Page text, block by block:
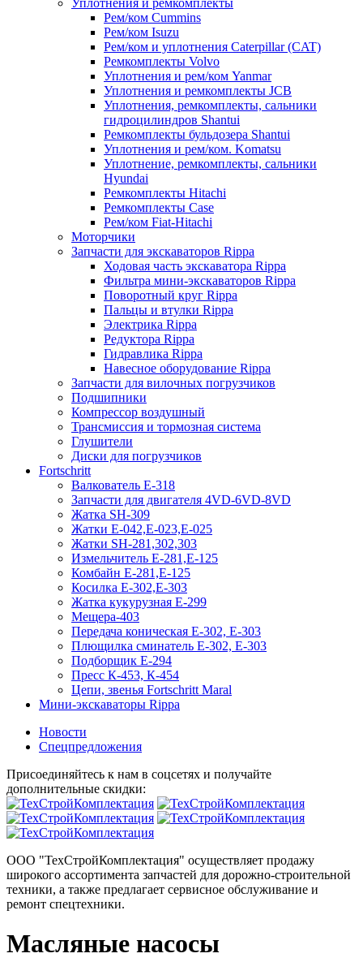
Рем/ком Cummins
Рем/ком Isuzu
Рем/ком и уплотнения Caterpillar (CAT)
Ремкомплекты Volvo
Уплотнения и рем/ком Yanmar
Уплотнения и ремкомплекты JCB
Уплотнения, ремкомплекты, сальники
гидроцилиндров Shantui
Ремкомплекты бульдозера Shantui
Уплотнения и рем/ком. Komatsu
Уплотнение, ремкомплекты, сальники
Hyundai
Ремкомплекты Hitachi
Ремкомплекты Case
Рем/ком Fiat-Hitachi
Моторчики
Запчасти для экскаваторов Rippa
Ходовая часть экскаватора Rippa
Фильтра мини-экскаваторов Rippa
Поворотный круг Rippa
Пальцы и втулки Rippa
Электрика Rippa
Редуктора Rippa
Гидравлика Rippa
Навесное оборудование Rippa
Запчасти для вилочных погрузчиков
Подшипники
Компрессор воздушный
Трансмиссия и тормозная система
Глушители
Диски для погрузчиков
Fortschritt
Валкователь Е-318
Запчасти для двигателя 4VD-6VD-8VD
Жатка SH-309
Жатки Е-042,Е-023,Е-025
Жатки SH-281,302,303
Измельчитель Е-281,Е-125
Комбайн Е-281,Е-125
Косилка Е-302,Е-303
Жатка кукурузная Е-299
Мещера-403
Передача коническая Е-302, Е-303
Плющилка сминатель Е-302, Е-303
Подборщик Е-294
Пресс К-453, К-454
Цепи, звенья Fortschritt Maral
Мини-экскаваторы Rippa
Новости
Спецпредложения
Присоединяйтесь к нам в соцсетях и получайте
дополнительные скидки:
ООО "ТехСтройКомплектация" осуществляет продажу
широкого ассортимента запчастей для дорожно-строительной
техники, а также предлагает сервисное обслуживание и
ремонт спецтехники.
Масляные насосы